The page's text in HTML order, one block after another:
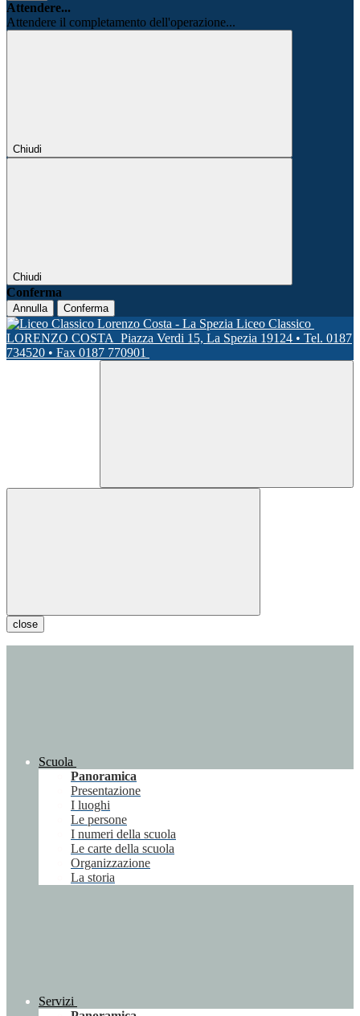
Attendere...
Attendere il completamento dell'operazione...
Chiudi
Chiudi
Conferma
Annulla Conferma
Liceo Classico
LORENZO COSTA Piazza Verdi 15, La Spezia 19124 • Tel. 0187
734520 • Fax 0187 770901
close
Scuola
Panoramica
Presentazione
I luoghi
Le persone
I numeri della scuola
Le carte della scuola
Organizzazione
La storia
Servizi